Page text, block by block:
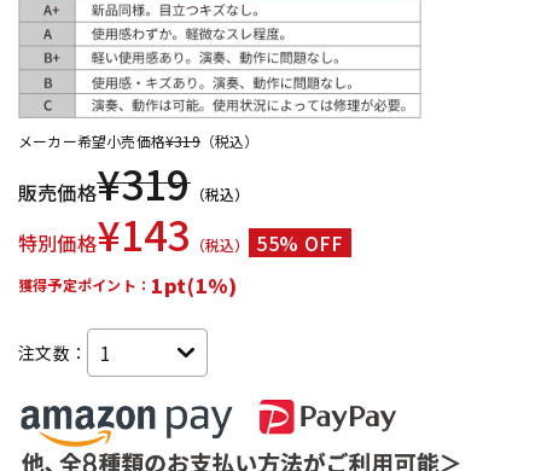
中古
メーカー希望小売価格¥319（税込）
販売価格¥319 （税込）
特別価格¥143 （税込） 55% OFF
獲得予定ポイント： 1pt(1%)
注文数：